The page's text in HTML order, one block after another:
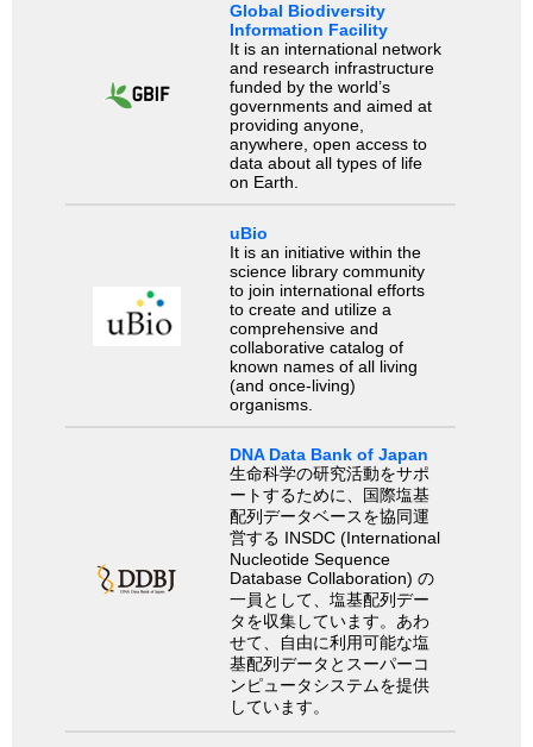
Global Biodiversity
Information Facility
It is an international network
and research infrastructure
funded by the world’s
governments and aimed at
providing anyone,
anywhere, open access to
data about all types of life
on Earth.
uBio
It is an initiative within the
science library community
to join international efforts
to create and utilize a
comprehensive and
collaborative catalog of
known names of all living
(and once-living)
organisms.
DNA Data Bank of Japan
生命科学の研究活動をサポ
ートするために、国際塩基
配列データベースを協同運
営する INSDC (International
Nucleotide Sequence
Database Collaboration) の
一員として、塩基配列デー
タを収集しています。あわ
せて、自由に利用可能な塩
基配列データとスーパーコ
ンピュータシステムを提供
しています。